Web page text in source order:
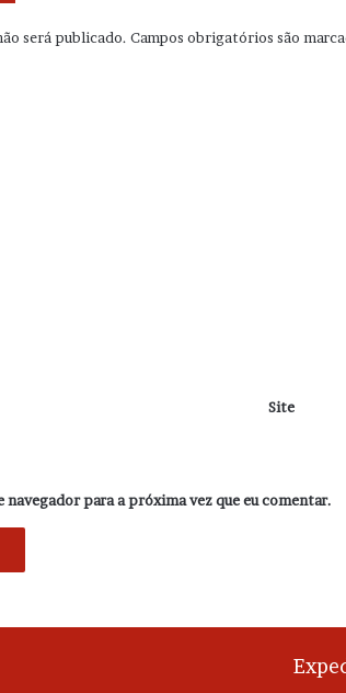
será publicado. Campos obrigatórios são
Site
navegador para a próxima vez que eu comentar.